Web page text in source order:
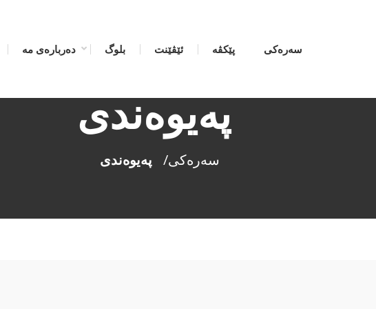
سەرەکی پێکڤە ئێڤێنت بلوگ دەربارەی مە
پەیوەندی
سەرەکی/ پەیوەندی